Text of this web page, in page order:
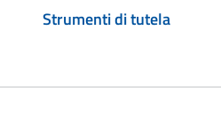
Strumenti di tutela